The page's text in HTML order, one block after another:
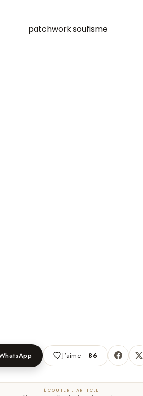
J'aime · 86
ÉCOUTER L'ARTICLE